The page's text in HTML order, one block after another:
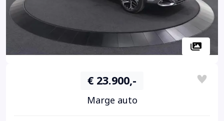
€ 23.900,-
Marge auto